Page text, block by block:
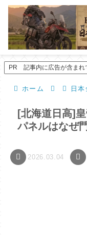
PR 記事内に広告が含まれ
ホーム 日本
[北海道日高]
パネルはなぜ
2026.03.04